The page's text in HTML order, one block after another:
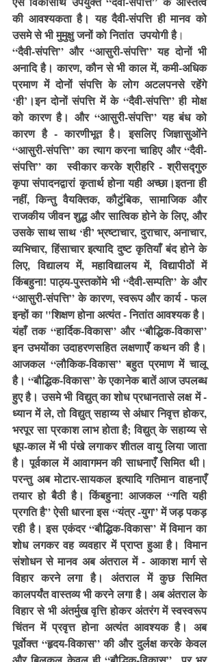
की आवश्यकता है। यह दैवी-संपत्ति ही मानव को
उसमे से भी मुमुक्षु जनों को नितांत  उपयोगी है।
“दैवी-संपत्ति” और “आसुरी-संपत्ति” यह दोनों भी
अनादि है। कारण, कौन से भी काल में, कमी-अधिक
प्रमाण में दोनों संपत्ति के लोग अटलपनसे रहेंगे
‘ही’।इन दोनों संपत्ति में के “दैवी-संपत्ति” ही मोक्ष
को कारण है। और “आसुरी-संपत्ति” यह बंध को
कारण है - कारणीभूत है। इसलिए जिज्ञासुओंने
“आसुरी-संपत्ति” का त्याग करना चाहिए और “दैवी-
संपत्ति” का  स्वीकार करके श्रीहरि - श्रीसद्गुरु
कृपा संपादनद्वारां कृतार्थ होना यही अच्छा।इतना ही
नहीं, किन्तु वैयक्तिक, कौटुंबिक, सामाजिक और
राजकीय जीवन शुद्ध और सात्विक होने के लिए, और
उसके साथ साथ ‘ही’ भ्रष्टाचार, दुराचार, अनाचार,
व्यभिचार, हिंसाचार इत्यादि दुष्ट कृतियाँ बंद होने के
लिए, विद्यालय में, महाविद्यालय में, विद्यापीठों में
किंबहुना! पाठ्य-पुस्तकोंमे भी “दैवी-सम्पति” के और
“आसुरी-संपत्ति” के कारण, स्वरूप और कार्य - फल
इन्हों का "शिक्षण होना अत्यंत - नितांत आवश्यक है।
यंहाँ तक “हार्दिक-विकास” और “बौद्धिक-विकास”
इन उभयोंका उदाहरणसहित लक्षणाएँ कथन की है।
आजकल “लौकिक-विकास” बहुत प्रमाण में चालू
है। “बौद्धिक-विकास” के एकानेक बातें आज उपलब्ध
हुए है। उसमे भी विद्युत् का शोध प्रधानतासे लक्ष में -
ध्यान में ले, तो विद्युत् सहाय्य से अंधार निवृत्त होकर,
भरपूर सा प्रकाश लाभ होता है; विद्युत् के सहाय्य से
धूप-काल में भी पंखे लगाकर शीतल वायु लिया जाता
है। पूर्वकाल में आवागमन की साधनाएँ सिमित थी।
परन्तु अब मोटार-सायकल इत्यादि गतिमान वाहनाएँ
तयार हो बैठी है। किंबहुना! आजकल “गति यही
प्रगति है” ऐसी धारना इस “यंत्र -युग” में जड़ पकड़
रही है। इस एकंदर “बौद्धिक-विकास” में विमान का
शोध लगकर वह व्यवहार में प्राप्त हुआ है। विमान
संशोधन से मानव अब अंतराल में - आकाश मार्ग से
विहार करने लगा है। अंतराल में कुछ सिमित
कालपर्यंत वास्तव्य भी करने लगा है। अब अंतराल के
विहार से भी अंतर्मुख वृत्ति होकर अंतरंग में स्वस्वरूप
चिंतन में प्रवृत्त होना अत्यंत आवश्यक है। अब
पूर्वोक्त “हृदय-विकास” की और दुर्लक्ष करके केवल